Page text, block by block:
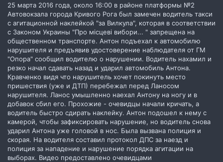
25 марта 2016 года, около 16:00 в районе платформы №2
Автовокзала города Кривого Рога был замечен водитель такси
с агитационной наклейкой "за Вилкула", которая в соответствии
с Законом Украины "Про місцеві вибори... " запрещена на
общественном транспорте. Антон подъехал к автомобилю
нарушителя и предъявив удостоверение наблюдателя от ГМ
"Опора" сообщил водителю о нарушении. Водитель нахамил и
резко начал сдавать назад и ударил автомобиль Антона.
Кравченко видя что нарушитель хочет покинуть место
пришествия (уже и ДТП) перебежал перед Ланосом
нарушителя. Ланос умышленно наехал Антону на ногу и в
добавок сбил его. Прохожие - очевидцы начали кричать, а
водитель быстро сдирать наклейку. Антон подошел к нему с
камерой, чтобы зафиксировать нарушение, но водитель снова
ударил Антона уже головой в нос. Была вызвана полиция и
скорая. На водителя составил протокол ДПС за наезд и
полиция за нападение и нарушение порядка агитации на
выборах. Видео предоставлено очевидцами